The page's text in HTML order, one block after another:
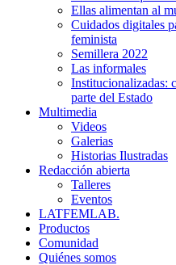
Ellas alimentan al
Cuidados digitales
feminista
Semillera 2022
Las informales
Institucionalizadas:
parte del Estado
Multimedia
Videos
Galerias
Historias Ilustradas
Redacción abierta
Talleres
Eventos
LATFEMLAB.
Productos
Comunidad
Quiénes somos